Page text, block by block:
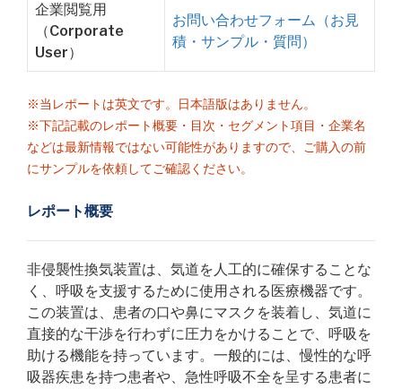
企業閲覧用
（Corporate
User）
お問い合わせフォーム（お見
積・サンプル・質問）
※当レポートは英文です。日本語版はありません。
※下記記載のレポート概要・目次・セグメント項目・企業名
などは最新情報ではない可能性がありますので、ご購入の前
にサンプルを依頼してご確認ください。
レポート概要
非侵襲性換気装置は、気道を人工的に確保することな
く、呼吸を支援するために使用される医療機器です。
この装置は、患者の口や鼻にマスクを装着し、気道に
直接的な干渉を行わずに圧力をかけることで、呼吸を
助ける機能を持っています。一般的には、慢性的な呼
吸器疾患を持つ患者や、急性呼吸不全を呈する患者に